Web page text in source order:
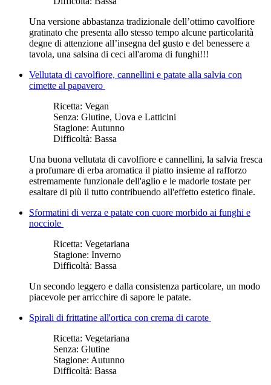
Una versione abbastanza tradizionale dell’ottimo cavolfiore
gratinato che presenta allo stesso tempo alcune particolarità
degne di attenzione all’insegna del gusto e del benessere a
tavola, una salsina di ceci all'aroma di funghi!!!
Vellutata di cavolfiore, cannellini e patate alla salvia con
cimette al papavero
Ricetta: Vegan
Senza: Glutine, Uova e Latticini
Stagione: Autunno
Difficoltà: Bassa
Una buona vellutata di cavolfiore e cannellini, la salvia fresca
a profumare di erba aromatica il piatto insieme al rafforzo
estremamente funzionale dell'aglio e le madorle tostate per
esaltare di più il tutto contribuendo all'effetto estetico finale.
Sformatini di verza e patate con cuore morbido ai funghi e
nocciole
Ricetta: Vegetariana
Stagione: Inverno
Difficoltà: Bassa
Un secondo leggero e dalla consistenza particolare, un modo
piacevole per arricchire di sapore le patate.
Spirali di frittatine all'ortica con crema di carote
Ricetta: Vegetariana
Senza: Glutine
Stagione: Autunno
Difficoltà: Bassa